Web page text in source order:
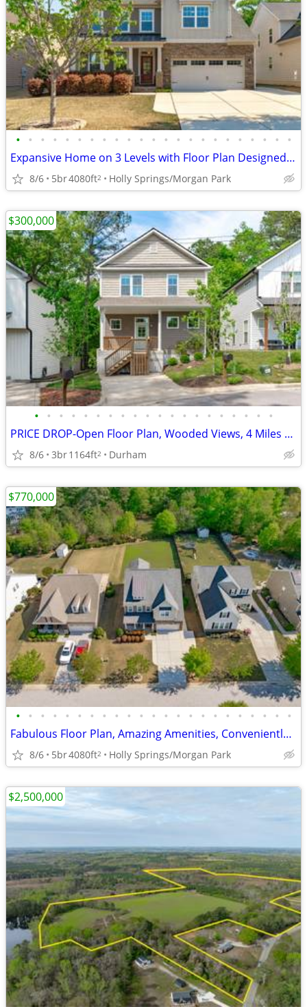
• • • • • • • • • • • • • • • • • • • • • • •
Expansive Home on 3 Levels with Floor Plan Designed to Fit Your Family
8/6 5br4080ft2 Holly Springs/Morgan Park
• • • • • • • • • • • • • • • • • • • •
PRICE DROP-Open Floor Plan, Wooded Views, 4 Miles to DWTN Durham!
8/6 3br1164ft2 Durham
$300,000
• • • • • • • • • • • • • • • • • • • • • • •
Fabulous Floor Plan, Amazing Amenities, Conveniently Close to It All!
8/6 5br4080ft2 Holly Springs/Morgan Park
$770,000
$2,500,000